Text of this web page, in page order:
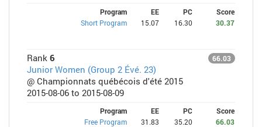
Program EE PC
Score
Short Program
15.07 16.30 30.37
Rank 6 66.03
Junior Women (Group 2 Évé. 23)
@ Championnats québécois d'été 2015
2015-08-06 to 2015-08-09
Program EE PC
Score
Free Program
31.83 35.20 66.03